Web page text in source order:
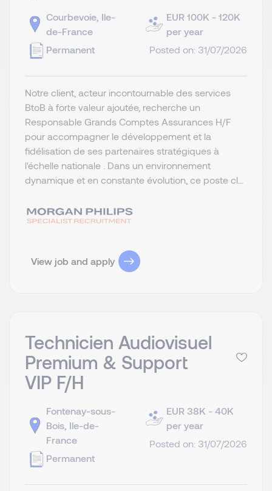
Courbevoie, Ile-
de-France
Permanent
EUR 100K - 120K
per year
Posted on: 31/07/2026
Notre client, acteur incontournable des services
BtoB à forte valeur ajoutée, recherche un
Responsable Grands Comptes Assurances H/F
pour accompagner le développement et la
fidélisation de ses partenaires stratégiques à
l'échelle nationale . Dans un environnement
dynamique et en constante évolution, ce poste cl...
View job and apply
Technicien Audiovisuel
Premium & Support
VIP F/H
Fontenay-sous-
Bois, Ile-de-
France
Permanent
EUR 38K - 40K
per year
Posted on: 31/07/2026